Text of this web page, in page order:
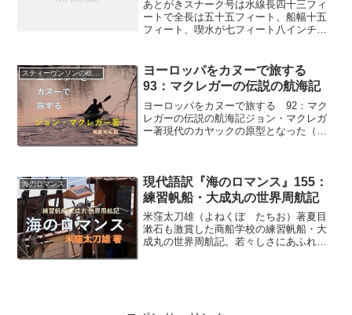
あとがきスナーク号は水線長四十三フィ
ートで全長は五十五フィート、船幅十五
フィート、喫水が七フィート八インチ
インスル、ミズン、スピンネーカーがあ
る。船室の高さは六フィート...
ヨーロッパをカヌーで旅する
93：マクレガーの伝説の航海記
ヨーロッパをカヌーで旅する 92：マク
レガーの伝説の航海記ジョン・マクレガ
ー著現代のカヤックの原型となった（帆
マクレガーの航海記の本...
海のロマンス
現代語訳『海のロマンス』155：
練習帆船・大成丸の世界周航記
米窪太刀雄（よねくぼ たちお）著夏目
漱石も激賞した商船学校の練習帆船・大
成丸の世界周航記。若々しさにあふれた